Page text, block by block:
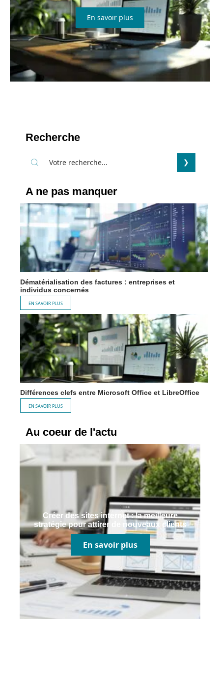
En savoir plus
Recherche
A ne pas manquer
Dématérialisation des factures : entreprises et
individus concernés
EN SAVOIR PLUS
Différences clefs entre Microsoft Office et LibreOffice
EN SAVOIR PLUS
Au coeur de l'actu
Créer des sites internet : la meilleure
stratégie pour attirer de nouveaux clients
En savoir plus